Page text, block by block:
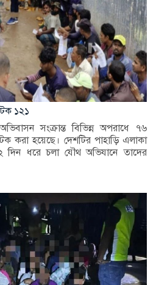
১২১
সংক্রান্ত বিভিন্ন অপরাধে ৭৬
করা হয়েছে। দেশটির পাহাড়ি এলাকা
২ দিন ধরে চলা যৌথ অভিযানে তাদের